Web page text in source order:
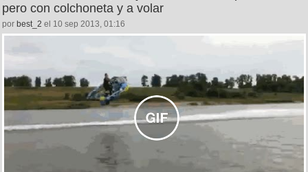
pero con colchoneta y a volar
por best_2 el 10 sep 2013, 01:16